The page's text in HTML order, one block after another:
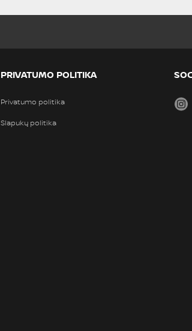
PRIVATUMO POLITIKA
Privatumo politika
Slapukų politika